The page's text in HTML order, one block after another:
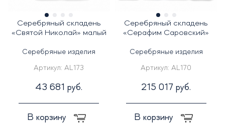
Серебряный складень
«Святой Николай» малый
Серебряные изделия
Артикул:AL173
43 681 руб.
В корзину
Серебряный складень
«Серафим Саровский»
Серебряные изделия
Артикул:AL170
215 017 руб.
В корзину